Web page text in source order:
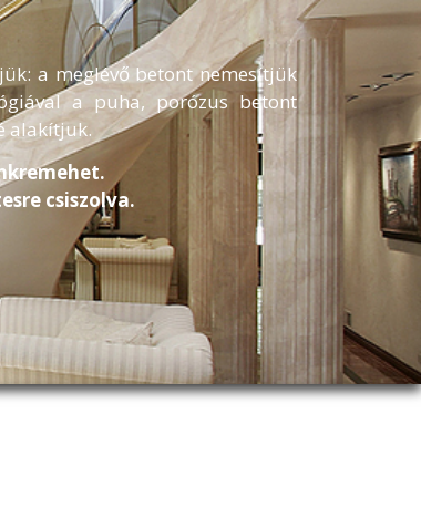
a meglévő betont nemesítjük
a puha, porózus betont
alakítjuk.
csiszolva.